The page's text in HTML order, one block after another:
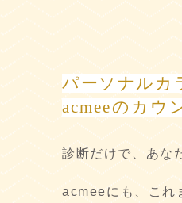
パーソナルカ
acmeeのカウ
診断だけで、あな
acmeeにも、これ